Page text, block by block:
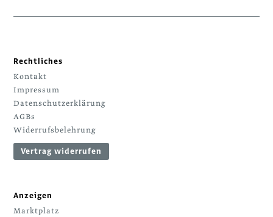
Rechtliches
Kontakt
Impressum
Datenschutzerklärung
AGBs
Widerrufsbelehrung
Vertrag widerrufen
Anzeigen
Marktplatz